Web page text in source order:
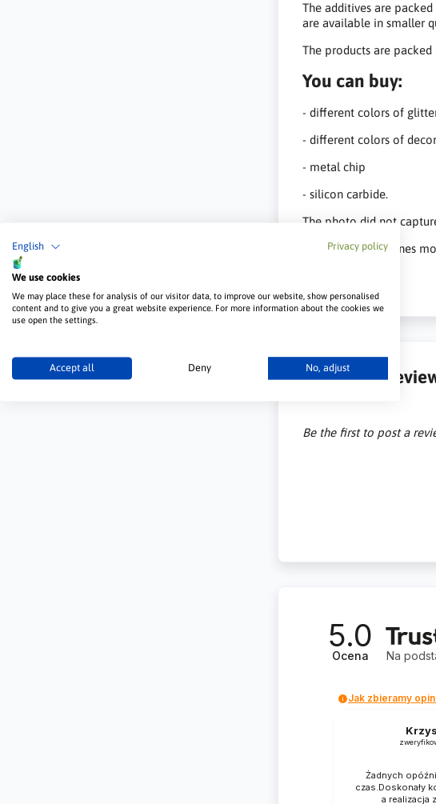
English Privacy policy
We use cookies
We may place these for analysis of our visitor data, to improve our website, show personalised
content and to give you a great website experience. For more information about the cookies we
use open the settings.
Accept all Deny No, adjust
The additives are
are available in smaller
The products are
You can buy:
- different colors of
- different colors of
- metal chip
- silicon carbide.
The photo did not
The metal chip shines
Customer
Be the first to post a
5.0
Ocena Na
Jak zbieramy
Żadnych
czas.Doskonały
a realizacja